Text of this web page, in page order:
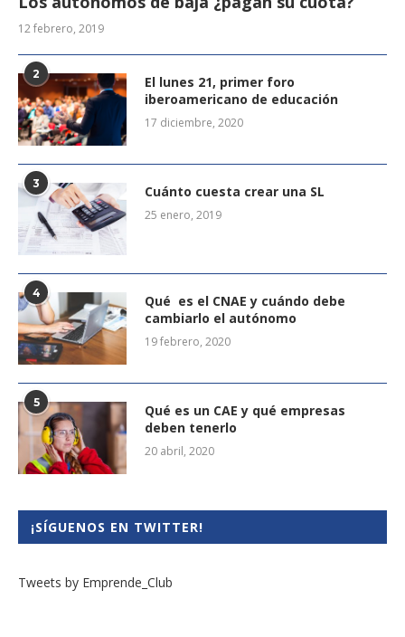
12 febrero, 2019
2
El lunes 21, primer foro
iberoamericano de educación
17 diciembre, 2020
3 Cuánto cuesta crear una SL
25 enero, 2019
4
Qué es el CNAE y cuándo debe
cambiarlo el autónomo
19 febrero, 2020
5
Qué es un CAE y qué empresas
deben tenerlo
20 abril, 2020
¡SÍGUENOS EN TWITTER!
Tweets by Emprende_Club